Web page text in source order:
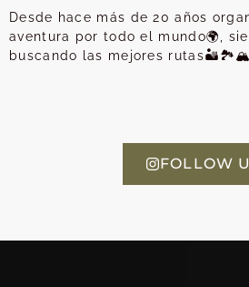
Desde hace más de 20 años
aventura por todo el mundo🌍,
buscando las mejores
FOLLOW